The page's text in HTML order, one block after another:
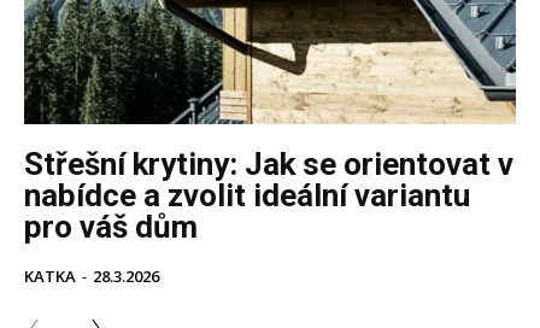
Střešní krytiny: Jak se orientovat v
nabídce a zvolit ideální variantu
pro váš dům
KATKA - 28.3.2026